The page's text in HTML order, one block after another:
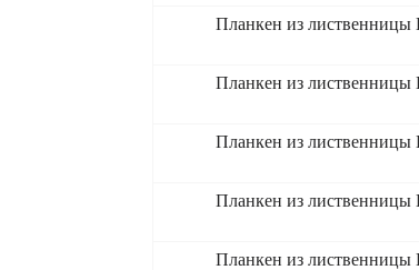
Планкен из
Планкен из
Планкен из
Планкен из
Планкен из